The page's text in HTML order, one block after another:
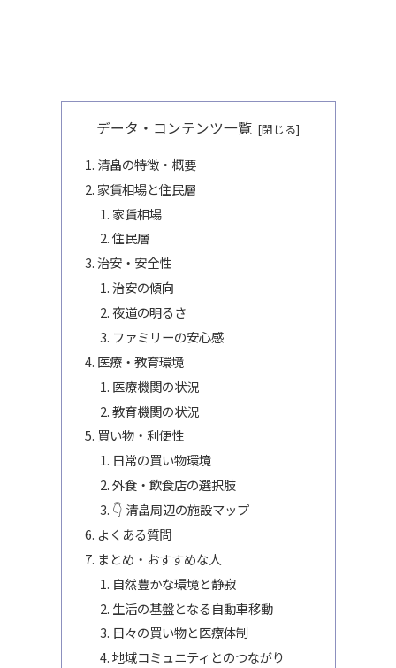
データ・コンテンツ一覧
清畠の特徴・概要
家賃相場と住民層
家賃相場
住民層
治安・安全性
治安の傾向
夜道の明るさ
ファミリーの安心感
医療・教育環境
医療機関の状況
教育機関の状況
買い物・利便性
日常の買い物環境
外食・飲食店の選択肢
👇 清畠周辺の施設マップ
よくある質問
まとめ・おすすめな人
自然豊かな環境と静寂
生活の基盤となる自動車移動
日々の買い物と医療体制
地域コミュニティとのつながり